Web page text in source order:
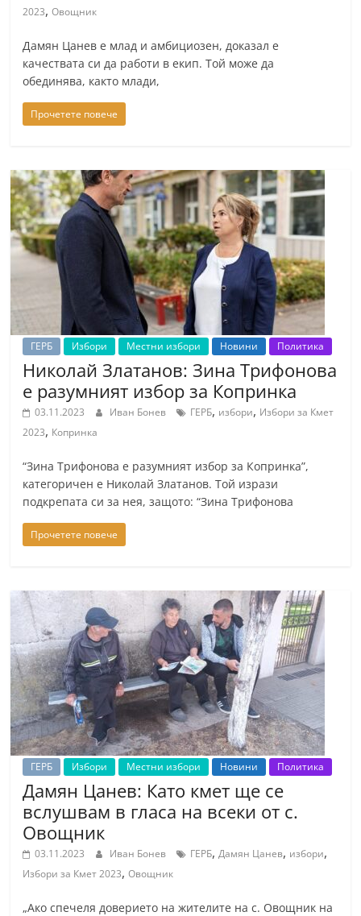
2023,Овощник
Дамян Цанев е млад и амбициозен, доказал е
качествата си да работи в екип. Той може да
обединява, както млади,
Прочетете повече
ГЕРБ Избори Местни избори Новини Политика
Николай Златанов: Зина Трифонова
е разумният избор за Копринка
03.11.2023 Иван Бонев ГЕРБ, избори, Избори за Кмет
2023, Копринка
“Зина Трифонова е разумният избор за Копринка”,
категоричен е Николай Златанов. Той изрази
подкрепата си за нея, защото: “Зина Трифонова
Прочетете повече
ГЕРБ Избори Местни избори Новини Политика
Дамян Цанев: Като кмет ще се
вслушвам в гласа на всеки от с.
Овощник
03.11.2023 Иван Бонев ГЕРБ,Дамян Цанев, избори,
Избори за Кмет 2023,Овощник
„Ако спечеля доверието на жителите на с. Овощник на